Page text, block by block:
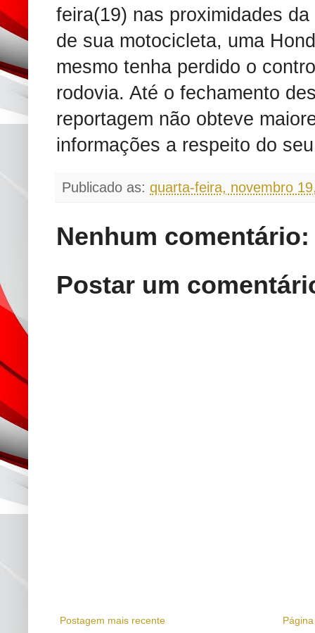
feira(19) nas proximidades
de sua motocicleta, uma
mesmo tenha perdido o
rodovia. Até o fechamento
reportagem não obteve
informações a respeito do
Publicado as: quarta-feira, novembro
Nenhum comentário:
Postar um
Postagem mais recente